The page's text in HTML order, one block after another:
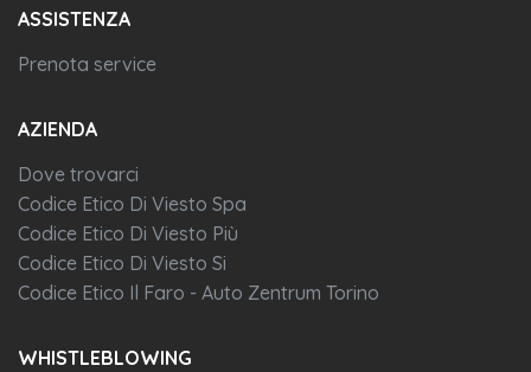
ASSISTENZA
Prenota service
AZIENDA
Dove trovarci
Codice Etico Di Viesto Spa
Codice Etico Di Viesto Più
Codice Etico Di Viesto Si
Codice Etico Il Faro - Auto Zentrum Torino
WHISTLEBLOWING